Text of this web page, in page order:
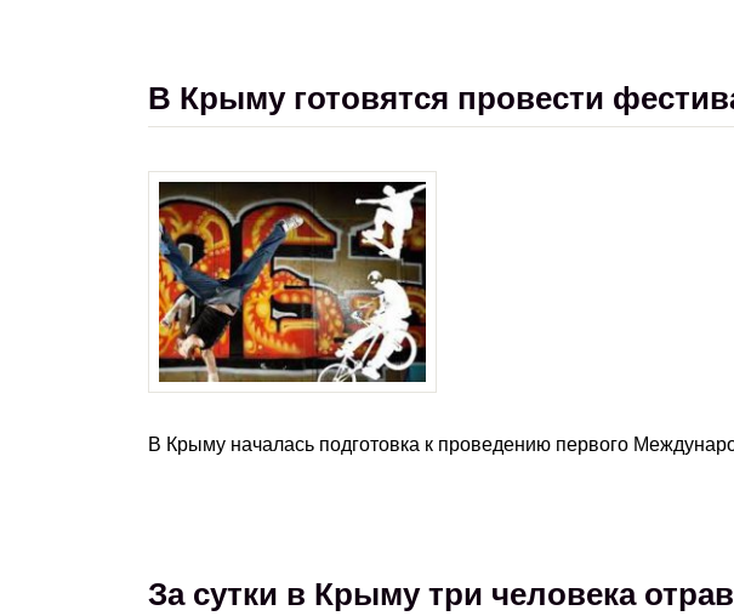
В Крыму готовятся провести
В Крыму началась подготовка к проведению первого
За сутки в Крыму три человека